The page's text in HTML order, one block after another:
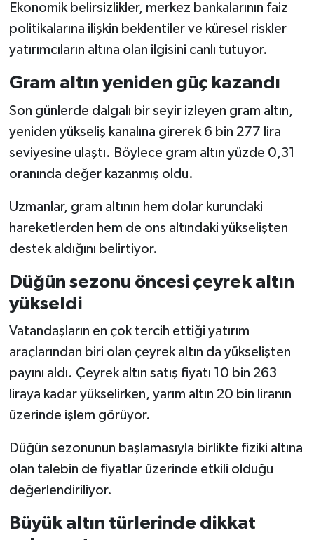
Ekonomik belirsizlikler, merkez bankalarının faiz
politikalarına ilişkin beklentiler ve küresel riskler
yatırımcıların altına olan ilgisini canlı tutuyor.
Gram altın yeniden güç kazandı
Son günlerde dalgalı bir seyir izleyen gram altın,
yeniden yükseliş kanalına girerek 6 bin 277 lira
seviyesine ulaştı. Böylece gram altın yüzde 0,31
oranında değer kazanmış oldu.
Uzmanlar, gram altının hem dolar kurundaki
hareketlerden hem de ons altındaki yükselişten
destek aldığını belirtiyor.
Düğün sezonu öncesi çeyrek altın
yükseldi
Vatandaşların en çok tercih ettiği yatırım
araçlarından biri olan çeyrek altın da yükselişten
payını aldı. Çeyrek altın satış fiyatı 10 bin 263
liraya kadar yükselirken, yarım altın 20 bin liranın
üzerinde işlem görüyor.
Düğün sezonunun başlamasıyla birlikte fiziki altına
olan talebin de fiyatlar üzerinde etkili olduğu
değerlendiriliyor.
Büyük altın türlerinde dikkat